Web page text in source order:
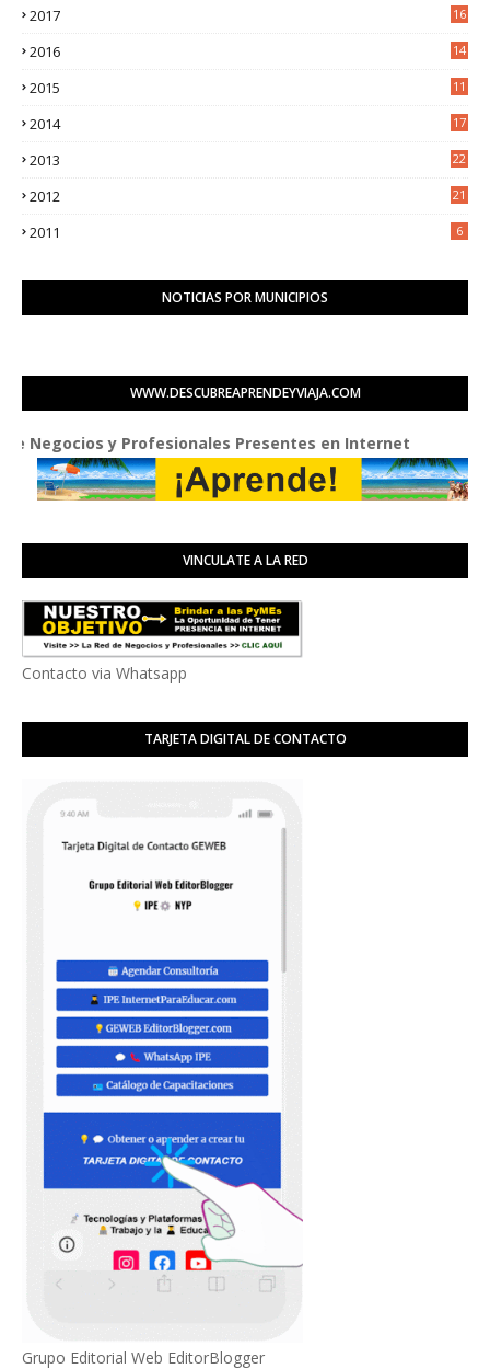
2017
16
2016
14
2015
11
2014
17
2013
22
2012
21
2011 6
NOTICIAS POR MUNICIPIOS
WWW.DESCUBREAPRENDEYVIAJA.COM
y Profesionales Presentes en Internet
VINCULATE A LA RED
Contacto via Whatsapp
TARJETA DIGITAL DE CONTACTO
Grupo Editorial Web EditorBlogger